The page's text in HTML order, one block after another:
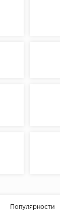
Популярности